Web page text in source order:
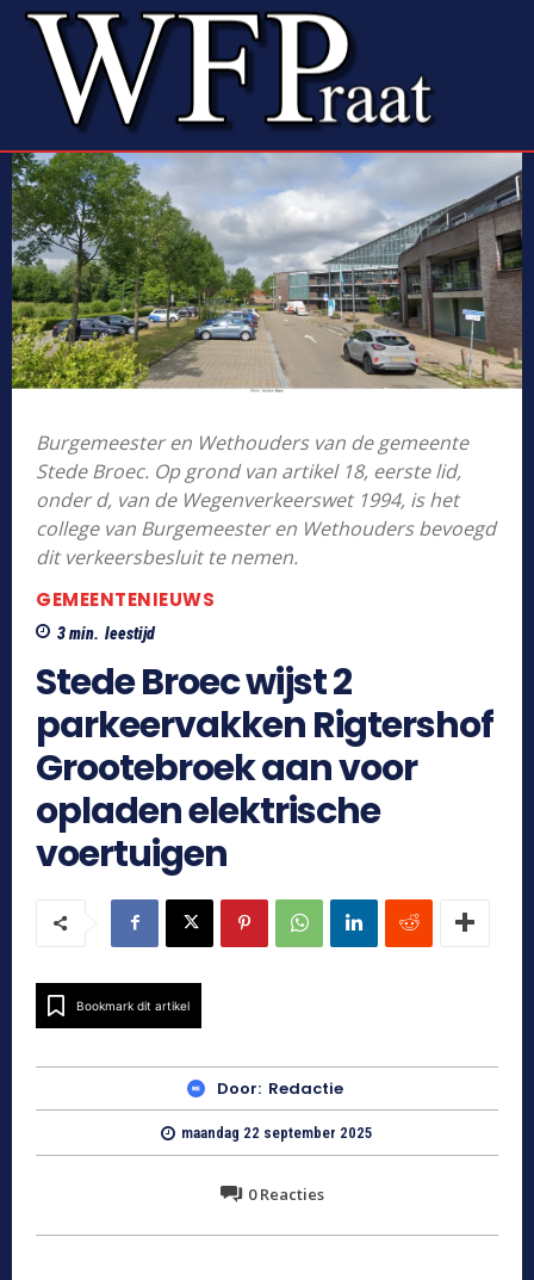
Burgemeester en Wethouders van de gemeente
Stede Broec. Op grond van artikel 18, eerste lid,
onder d, van de Wegenverkeerswet 1994, is het
college van Burgemeester en Wethouders bevoegd
dit verkeersbesluit te nemen.
GEMEENTENIEUWS
3min. leestijd
Stede Broec wijst 2
parkeervakken Rigtershof
Grootebroek aan voor
opladen elektrische
voertuigen
Bookmark dit artikel
Door: Redactie
maandag 22 september 2025
0Reacties